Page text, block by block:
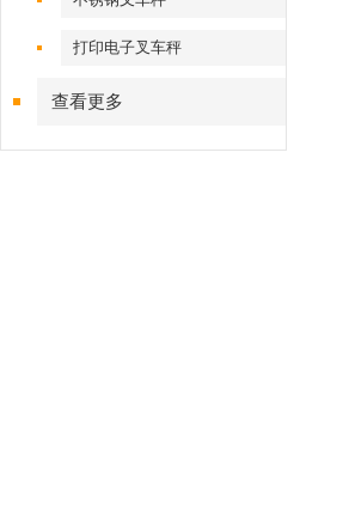
打印电子叉车秤
查看更多